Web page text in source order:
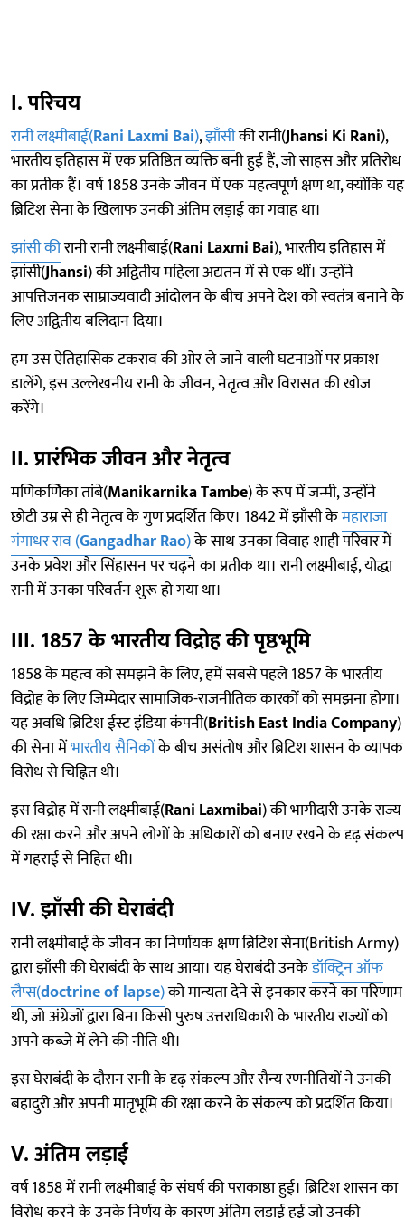
I. परिचय
रानी लक्ष्मीबाई(Rani Laxmi Bai),झाँसीकी रानी(Jhansi Ki Rani),
भारतीय इतिहास में एक प्रतिष्ठित व्यक्ति बनी हुई हैं, जो साहस और प्रतिरोध
का प्रतीक हैं। वर्ष 1858 उनके जीवन में एक महत्वपूर्ण क्षण था, क्योंकि यह
ब्रिटिश सेना के खिलाफ उनकी अंतिम लड़ाई का गवाह था।
झांसी कीरानी रानी लक्ष्मीबाई(Rani Laxmi Bai), भारतीय इतिहास में
झांसी(Jhansi) की अद्वितीय महिला अद्यतन में से एक थीं। उन्होंने
आपत्तिजनक साम्राज्यवादी आंदोलन के बीच अपने देश को स्वतंत्र बनाने के
लिए अद्वितीय बलिदान दिया।
हम उस ऐतिहासिक टकराव की ओर ले जाने वाली घटनाओं पर प्रकाश
डालेंगे, इस उल्लेखनीय रानी के जीवन, नेतृत्व और विरासत की खोज
करेंगे।
II. प्रारंभिक जीवन और नेतृत्व
मणिकर्णिका तांबे(Manikarnika Tambe) के रूप में जन्मी, उन्होंने
छोटी उम्र से ही नेतृत्व के गुण प्रदर्शित किए। 1842 में झाँसी केमहाराजा
गंगाधर राव (Gangadhar Rao)के साथ उनका विवाह शाही परिवार में
उनके प्रवेश और सिंहासन पर चढ़ने का प्रतीक था। रानी लक्ष्मीबाई, योद्धा
रानी में उनका परिवर्तन शुरू हो गया था।
III. 1857 के भारतीय विद्रोह की पृष्ठभूमि
1858 के महत्व को समझने के लिए, हमें सबसे पहले 1857 के भारतीय
विद्रोह के लिए जिम्मेदार सामाजिक-राजनीतिक कारकों को समझना होगा।
यह अवधि ब्रिटिश ईस्ट इंडिया कंपनी(British East India Company)
की सेना मेंभारतीय सैनिकोंके बीच असंतोष और ब्रिटिश शासन के व्यापक
विरोध से चिह्नित थी।
इस विद्रोह में रानी लक्ष्मीबाई(Rani Laxmibai) की भागीदारी उनके राज्य
की रक्षा करने और अपने लोगों के अधिकारों को बनाए रखने के दृढ़ संकल्प
में गहराई से निहित थी।
IV. झाँसी की घेराबंदी
रानी लक्ष्मीबाई के जीवन का निर्णायक क्षण ब्रिटिश सेना(British Army)
द्वारा झाँसी की घेराबंदी के साथ आया। यह घेराबंदी उनकेडॉक्ट्रिन ऑफ
लैप्स(doctrine of lapse)को मान्यता देने से इनकार करने का परिणाम
थी, जो अंग्रेजों द्वारा बिना किसी पुरुष उत्तराधिकारी के भारतीय राज्यों को
अपने कब्जे में लेने की नीति थी।
इस घेराबंदी के दौरान रानी के दृढ़ संकल्प और सैन्य रणनीतियों ने उनकी
बहादुरी और अपनी मातृभूमि की रक्षा करने के संकल्प को प्रदर्शित किया।
V. अंतिम लड़ाई
वर्ष 1858 में रानी लक्ष्मीबाई के संघर्ष की पराकाष्ठा हुई। ब्रिटिश शासन का